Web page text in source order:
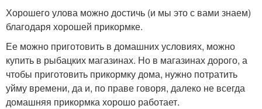
Хорошего улова можно достичь (и мы это с вами знаем)
благодаря хорошей прикормке.
Ее можно приготовить в домашних условиях, можно
купить в рыбацких магазинах. Но в магазинах дорого, а
чтобы приготовить прикормку дома, нужно потратить
уйму времени, да и, по праве говоря, далеко не всегда
домашняя прикормка хорошо работает.